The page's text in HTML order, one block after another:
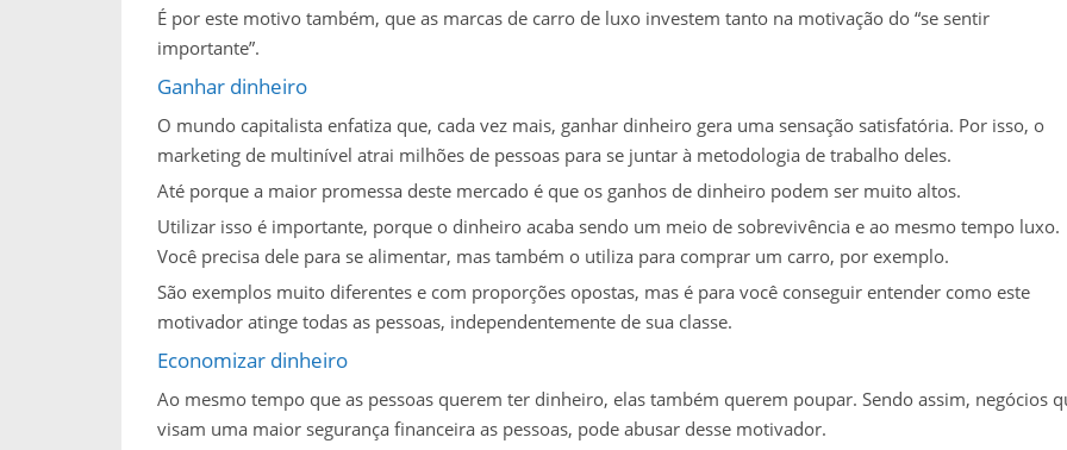
É por este motivo também, que as marcas de carro de luxo investem tanto na motivação do “se sentir
importante”.
Ganhar dinheiro
O mundo capitalista enfatiza que, cada vez mais, ganhar dinheiro gera uma sensação satisfatória. Por isso, o
marketing de multinível atrai milhões de pessoas para se juntar à metodologia de trabalho deles.
Até porque a maior promessa deste mercado é que os ganhos de dinheiro podem ser muito altos.
Utilizar isso é importante, porque o dinheiro acaba sendo um meio de sobrevivência e ao mesmo tempo luxo.
Você precisa dele para se alimentar, mas também o utiliza para comprar um carro, por exemplo.
São exemplos muito diferentes e com proporções opostas, mas é para você conseguir entender como este
motivador atinge todas as pessoas, independentemente de sua classe.
Economizar dinheiro
Ao mesmo tempo que as pessoas querem ter dinheiro, elas também querem poupar. Sendo assim, negócios
visam uma maior segurança financeira as pessoas, pode abusar desse motivador.